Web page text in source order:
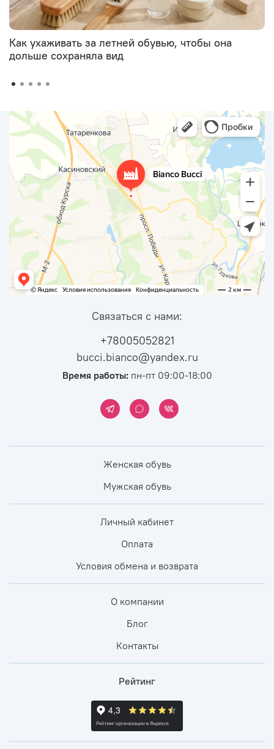
Как ухаживать за летней обувью, чтобы она
дольше сохраняла вид
Связаться с нами:
+78005052821
bucci.bianco@yandex.ru
Время работы:пн-пт 09:00-18:00
Женская обувь
Мужская обувь
Личный кабинет
Оплата
Условия обмена и возврата
О компании
Блог
Контакты
Рейтинг